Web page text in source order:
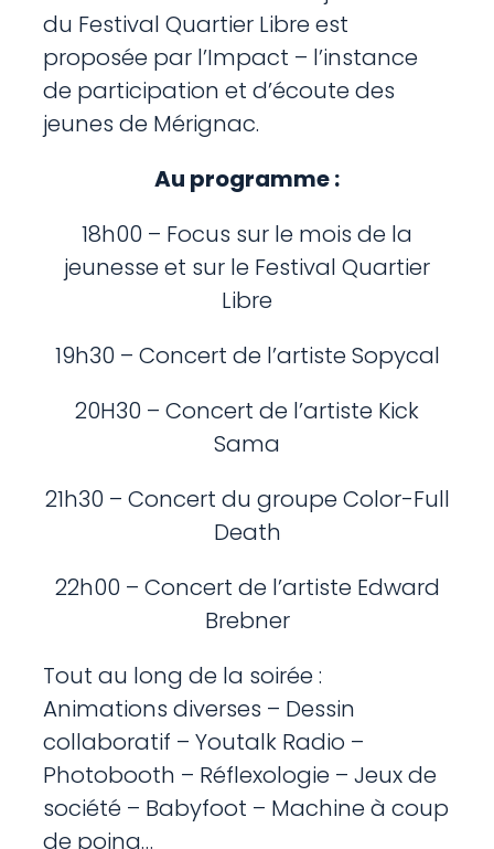
du Festival Quartier Libre est
proposée par l’Impact – l’instance
de participation et d’écoute des
jeunes de Mérignac.
Au programme :
18h00 – Focus sur le mois de la
jeunesse et sur le Festival Quartier
Libre
19h30 – Concert de l’artiste Sopycal
20H30 – Concert de l’artiste Kick
Sama
21h30 – Concert du groupe Color-Full
Death
22h00 – Concert de l’artiste Edward
Brebner
Tout au long de la soirée :
Animations diverses – Dessin
collaboratif – Youtalk Radio –
Photobooth – Réflexologie – Jeux de
société – Babyfoot – Machine à coup
de poing…